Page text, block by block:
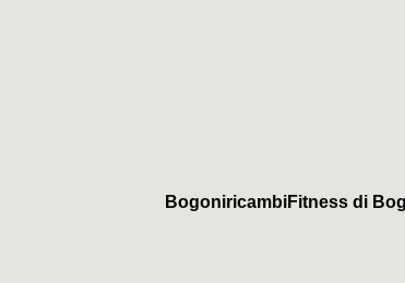
BogoniricambiFitness di